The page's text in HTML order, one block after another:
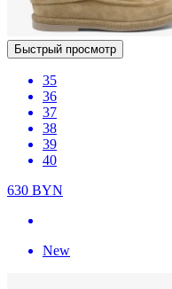
Быстрый просмотр
35
36
37
38
39
40
630 BYN
New